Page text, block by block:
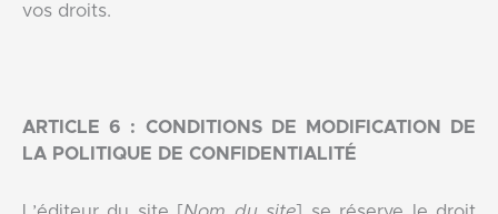
vos droits.
ARTICLE 6 : CONDITIONS DE MODIFICATION DE
LA POLITIQUE DE CONFIDENTIALITÉ